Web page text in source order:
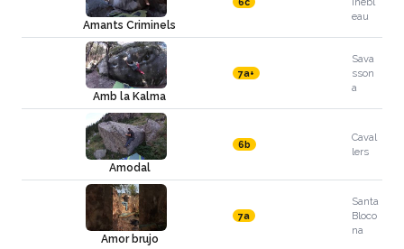
Amants Criminels
eau
Amb la Kalma
7a+
Sava
sson
a
Amodal
6b
Caval
lers
Amor brujo
7a
Santa
Bloco
na